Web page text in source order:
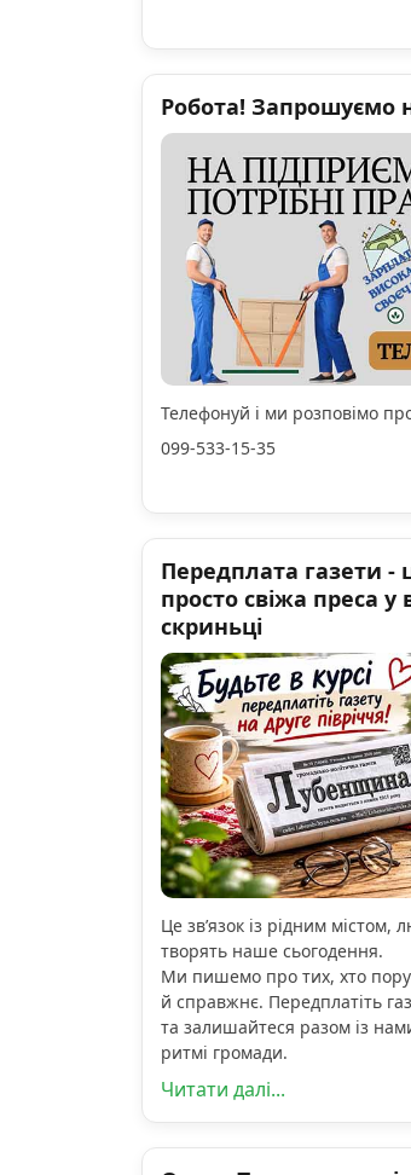
Робота! Запрошуємо
Телефонуй і ми розповімо
099-533-15-35
Передплата газети -
просто свіжа преса
скриньці
Це зв’язок із рідним містом,
творять наше сьогодення.
Ми пишемо про тих, хто
й справжнє. Передплатіть
та залишайтеся разом із
ритмі громади.
Читати далі...